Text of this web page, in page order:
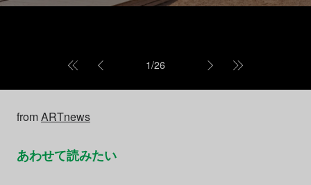
1/26
fromARTnews
あわせて読みたい